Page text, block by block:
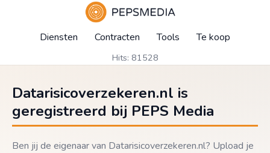
Diensten Contracten Tools Te koop
Hits: 81528
Datarisicoverzekeren.nl is
geregistreerd bij PEPS Media
Ben jij de eigenaar van Datarisicoverzekeren.nl? Upload je